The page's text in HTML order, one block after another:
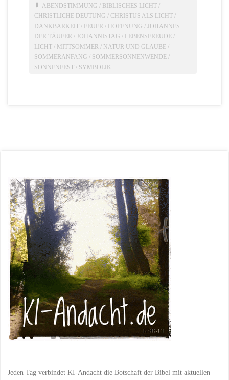
ABENDSTIMMUNG / BIBLISCHES LICHT/
CHRISTLICHE DEUTUNG /CHRISTUS ALS LICHT /
DANKBARKEIT / FEUER / HOFFNUNG /JOHANNES
DER TÄUFER /JOHANNISTAG / LEBENSFREUDE /
LICHT / MITTSOMMER / NATUR UND GLAUBE /
SOMMERANFANG / SOMMERSONNENWENDE /
SONNENFEST / SYMBOLIK
Jeden Tag verbindet KI-Andacht die Botschaft der Bibel mit aktuellen